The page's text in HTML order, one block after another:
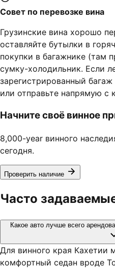
Совет по перевозке вина
Грузинские вина хорошо
оставляйте бутылки в
покупки в багажнике (там
сумку-холодильник. Если
зарегистрированный
или отправьте напрямую с
Начните своё винное
8,000-year винного
сегодня.
Проверить наличие
Часто
Какое авто лучше всего
Для винного края Кахетии
комфортный седан вроде